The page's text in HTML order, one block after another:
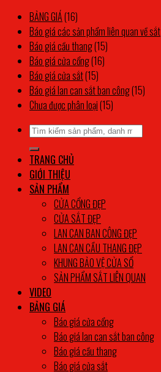
BẢNG GIÁ(16)
Báo giá các sản phẩm liên quan về sắt
Báo giá cầu thang(15)
Báo giá cửa cổng(16)
Báo giá cửa sắt(15)
Báo giá lan can sắt ban công(15)
Chưa được phân loại(15)
Tìm
kiếm:
TRANG CHỦ
GIỚI THIỆU
SẢN PHẨM
CỬA CỔNG ĐẸP
CỬA SẮT ĐẸP
LAN CAN BAN CÔNG ĐẸP
LAN CAN CẦU THANG ĐẸP
KHUNG BẢO VỆ CỬA SỔ
SẢN PHẨM SẮT LIÊN QUAN
VIDEO
BẢNG GIÁ
Báo giá cửa cổng
Báo giá lan can sắt ban công
Báo giá cầu thang
Báo giá cửa sắt